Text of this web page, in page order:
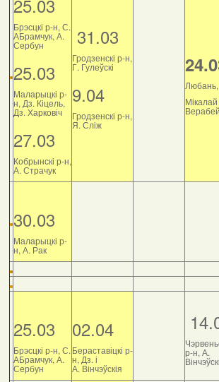
25.03
Брэсцкі р-н, С.
АБрамчук, А.
Сербун
25.03
Маларыцкі р-
н, Дз. Кіцель,
Дз. Харковіч
27.03
Кобрынскі р-н,
А. Страчук
31.03
Гродзенскі р-н,
Г. Гулеўскі
9.04
Гродзенскі р-н,
Я. Сліж
Любань,
Мікалай
Верабей
30.03
Маларыцкі р-
н, А. Рак
25.03
Брэсцкі р-н, С.
АБрамчук, А.
Сербун
02.04
Бераставіцкі р-
н, Дз. і
А. Вінчэўскія
р-н, А.
Вінчэўскі